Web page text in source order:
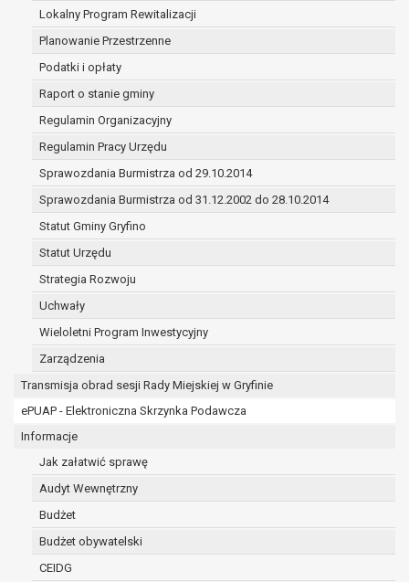
Lokalny Program Rewitalizacji
Planowanie Przestrzenne
Podatki i opłaty
Raport o stanie gminy
Regulamin Organizacyjny
Regulamin Pracy Urzędu
Sprawozdania Burmistrza od 29.10.2014
Sprawozdania Burmistrza od 31.12.2002 do 28.10.2014
Statut Gminy Gryfino
Statut Urzędu
Strategia Rozwoju
Uchwały
Wieloletni Program Inwestycyjny
Zarządzenia
Transmisja obrad sesji Rady Miejskiej w Gryfinie
ePUAP - Elektroniczna Skrzynka Podawcza
Informacje
Jak załatwić sprawę
Audyt Wewnętrzny
Budżet
Budżet obywatelski
CEIDG
(merytorycznych), a także obowiązków i
zadań zleconych przez instytucje
nadrzędne wobec Gminy;
zawarcia i realizacji umów;
ochrony żywotnych interesów osoby, której
dane dotyczą, lub innej osoby fizycznej;
wykonania zadania realizowanego w
interesie publicznym lub w ramach
sprawowania władzy publicznej
powierzonej administratorowi;
w pozostałych przypadkach dane osobowe
przetwarzane są wyłącznie na podstawie
wcześniej udzielonej zgody w zakresie i celu
określonym w treści zgody.
W związku z przetwarzaniem danych w celu
wskazanym w pkt. 3, dane osobowe mogą być
udostępniane innym upoważnionym odbiorcom lub
kategoriom odbiorców danych osobowych.
Odbiorcami mogą być:
podmioty, które przetwarzają dane
osobowe w imieniu administratora na
osobowych;
podmioty upoważnione do odbioru danych
przepisów prawa.
Pani/Pana dane osobowe będą przetwarzane
przez okres niezbędny do realizacji celu dla jakiego